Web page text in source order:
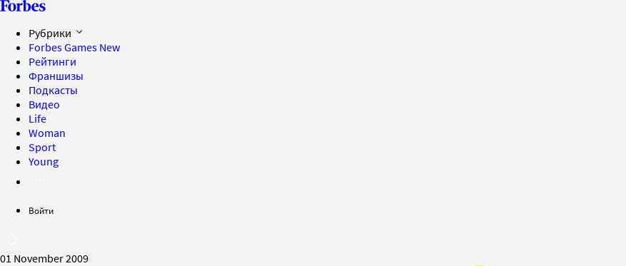
Рубрики
Forbes Games New
Рейтинги
Франшизы
Подкасты
Видео
Life
Woman
Sport
Young
Войти
01 November 2009